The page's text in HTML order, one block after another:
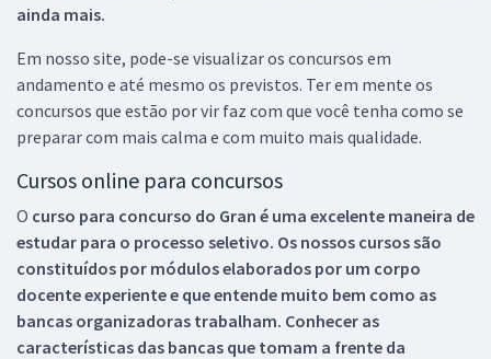
ainda mais.
Em nosso site, pode-se visualizar os concursos em
andamento e até mesmo os previstos. Ter em mente os
concursos que estão por vir faz com que você tenha como se
preparar com mais calma e com muito mais qualidade.
Cursos online para concursos
O curso para concurso do Gran é uma excelente maneira de
estudar para o processo seletivo. Os nossos cursos são
constituídos por módulos elaborados por um corpo
docente experiente e que entende muito bem como as
bancas organizadoras trabalham. Conhecer as
características das bancas que tomam a frente da